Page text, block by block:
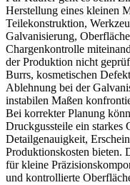
Herstellung eines kleinen
Teilekonstruktion,
Galvanisierung,
Chargenkontrolle
der Produktion nicht
Burrs, kosmetischen
Ablehnung bei der
instabilen Maßen
Bei korrekter Planung
Druckgussteile ein starkes
Detailgenauigkeit,
Produktionskosten bieten.
für kleine
und kontrollierte